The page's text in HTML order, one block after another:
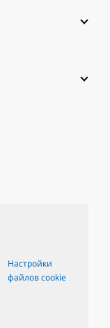
Настройки
файлов cookie